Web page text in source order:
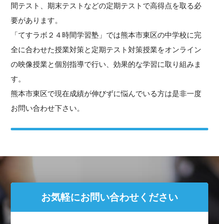
間テスト、期末テストなどの定期テストで高得点を取る必
要があります。
「てすラボ２４時間学習塾」では熊本市東区の中学校に完
全に合わせた授業対策と定期テスト対策授業をオンライン
の映像授業と個別指導で行い、効果的な学習に取り組みま
す。
熊本市東区で現在成績が伸びずに悩んでいる方は是非一度
お問い合わせ下さい。
お気軽にお問い合わせください